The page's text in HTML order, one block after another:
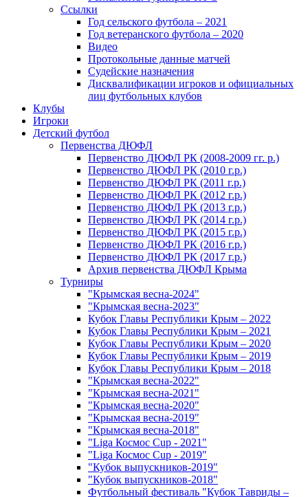
Ссылки
Год сельского футбола – 2021
Год ветеранского футбола – 2020
Видео
Протокольные данные матчей
Судейские назначения
Дисквалификации игроков и официальных
лиц футбольных клубов
Клубы
Игроки
Детский футбол
Первенства ДЮФЛ
Первенство ДЮФЛ РК (2008-2009 гг. р.)
Первенство ДЮФЛ РК (2010 г.р.)
Первенство ДЮФЛ РК (2011 г.р.)
Первенство ДЮФЛ РК (2012 г.р.)
Первенство ДЮФЛ РК (2013 г.р.)
Первенство ДЮФЛ РК (2014 г.р.)
Первенство ДЮФЛ РК (2015 г.р.)
Первенство ДЮФЛ РК (2016 г.р.)
Первенство ДЮФЛ РК (2017 г.р.)
Архив первенства ДЮФЛ Крыма
Турниры
"Крымская весна-2024"
"Крымская весна-2023"
Кубок Главы Республики Крым – 2022
Кубок Главы Республики Крым – 2021
Кубок Главы Республики Крым – 2020
Кубок Главы Республики Крым – 2019
Кубок Главы Республики Крым – 2018
"Крымская весна-2022"
"Крымская весна-2021"
"Крымская весна-2020"
"Крымская весна-2019"
"Крымская весна-2018"
"Liga Космос Cup - 2021"
"Liga Космос Cup - 2019"
"Кубок выпускников-2019"
"Кубок выпускников-2018"
Футбольный фестиваль "Кубок Тавриды –